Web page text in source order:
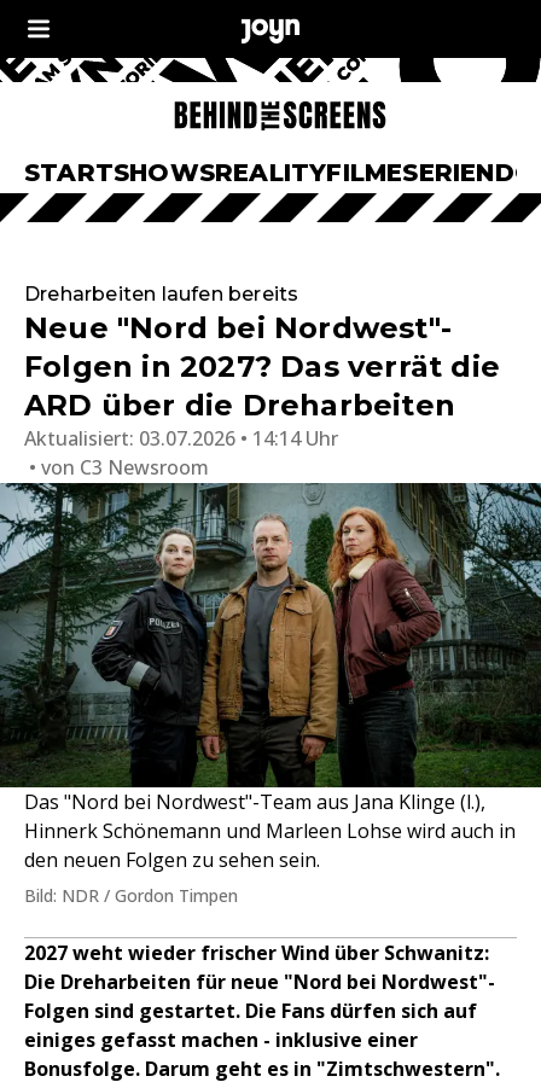
STARTSHOWSREALITYFILMESERIEN
Dreharbeiten laufen bereits
Neue "Nord bei Nordwest"-
Folgen in 2027? Das verrät die
ARD über die Dreharbeiten
Aktualisiert: 03.07.2026 • 14:14 Uhr
von C3 Newsroom
Das "Nord bei Nordwest"-Team aus Jana Klinge (l.),
Hinnerk Schönemann und Marleen Lohse wird auch in
den neuen Folgen zu sehen sein.
Bild: NDR / Gordon Timpen
2027 weht wieder frischer Wind über Schwanitz:
Die Dreharbeiten für neue "Nord bei Nordwest"-
Folgen sind gestartet. Die Fans dürfen sich auf
einiges gefasst machen - inklusive einer
Bonusfolge. Darum geht es in "Zimtschwestern".